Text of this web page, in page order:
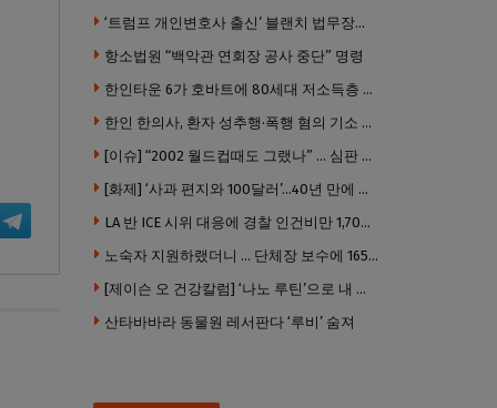
‘트럼프 개인변호사 출신’ 블랜치 법무장관 인준…상원 50대49 가결
항소법원 “백악관 연회장 공사 중단” 명령
한인타운 6가 호바트에 80세대 저소득층 아파트 준공
한인 한의사, 환자 성추행·폭행 혐의 기소 … 면허 긴급정지
[이슈] “2002 월드컵때도 그랬나” … 심판 성접대 의혹 해외로 일파만파, 4강 신화까지 불똥
[화제] ‘사과 편지와 100달러’…40년 만에 훔친 책 돌려준 절도범
LA 반 ICE 시위 대응에 경찰 인건비만 1,700만 달러 썼다.
노숙자 지원하랬더니 … 단체장 보수에 165만 달러 ‘펑펑’
[제이슨 오 건강칼럼] ‘나노 루틴’으로 내 몸 기적 만들기
산타바바라 동물원 레서판다 ‘루비’ 숨져